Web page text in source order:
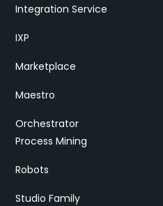
Integration Service
IXP
Marketplace
Maestro
Orchestrator
Process Mining
Robots
Studio Family